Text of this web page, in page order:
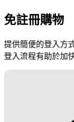
免註冊購物
提供簡便的登入方
登入流程有助於加